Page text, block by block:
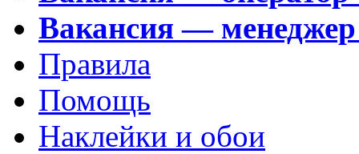
Вакансия —
Правила
Помощь
Наклейки и обои